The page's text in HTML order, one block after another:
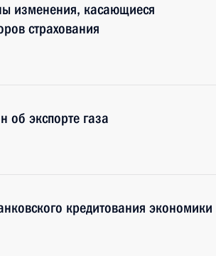
изменения, касающиеся
страхования
об экспорте газа
кредитования экономики